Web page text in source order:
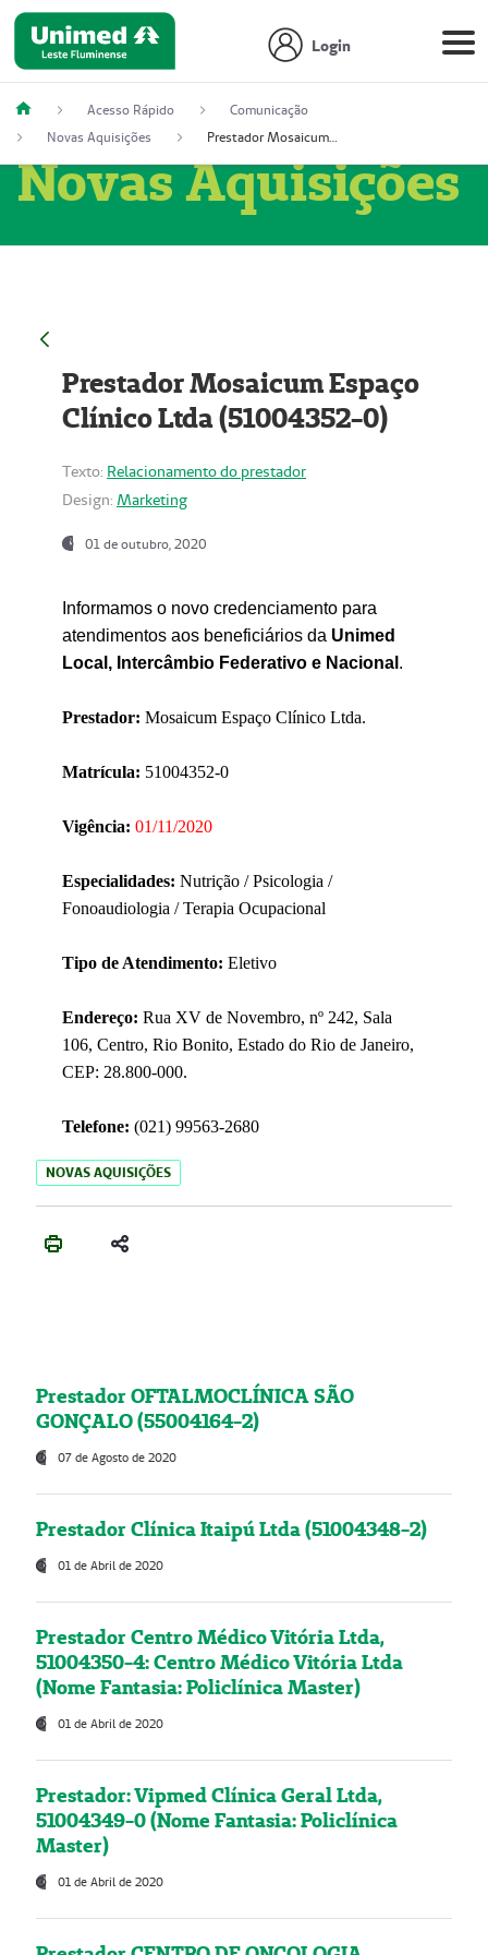
Login
Acesso Rápido
Comunicação
Novas Aquisições
Prestador Mosaicum Espaço Clínico Ltda (51004352-0)
Novas Aquisições
Prestador Mosaicum Espaço
Clínico Ltda (51004352-0)
Texto: Relacionamento do prestador
Design: Marketing
01 de outubro, 2020
Informamos o novo credenciamento para
atendimentos aos beneficiários da Unimed
Local, Intercâmbio Federativo e Nacional .
Prestador: Mosaicum Espaço Clínico Ltda.
Matrícula: 51004352-0
Vigência: 01/11/2020
Especialidades: Nutrição / Psicologia /
Fonoaudiologia / Terapia Ocupacional
Tipo de Atendimento: Eletivo
Endereço: Rua XV de Novembro, nº 242, Sala
106, Centro, Rio Bonito, Estado do Rio de Janeiro,
CEP: 28.800-000.
Telefone: (021) 99563-2680
NOVAS AQUISIÇÕES
Prestador OFTALMOCLÍNICA SÃO
GONÇALO (55004164-2)
07 de Agosto de 2020
Prestador Clínica Itaipú Ltda (51004348-2)
01 de Abril de 2020
Prestador Centro Médico Vitória Ltda,
51004350-4: Centro Médico Vitória Ltda
(Nome Fantasia: Policlínica Master)
01 de Abril de 2020
Prestador: Vipmed Clínica Geral Ltda,
51004349-0 (Nome Fantasia: Policlínica
Master)
01 de Abril de 2020